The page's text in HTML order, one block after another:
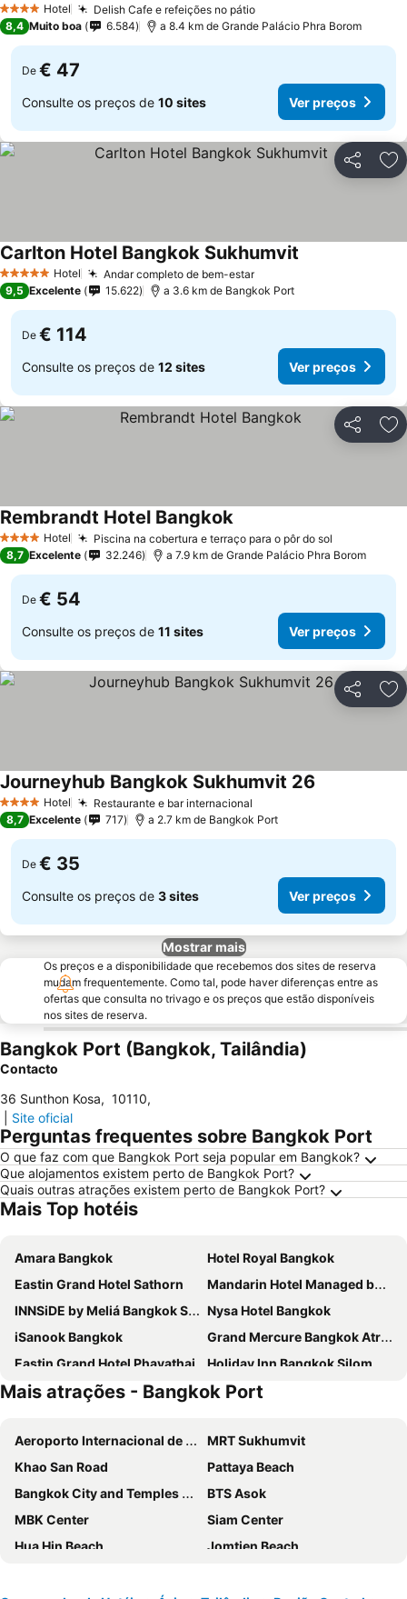
4 EstrelasHotel Delish Cafe e refeições no pátioVer preços
8,4 Muito boa 6.584 a 8.4 km de Grande Palácio Phra Borom
De € 47
Consulte os preços de 10 sites Ver preços
Partilhar
5 Estrelas Hotel Andar completo de bem-estarVer preços
Carlton Hotel Bangkok Sukhumvit
9,5 Excelente 15.622 a 3.6 km de Bangkok Port
De € 114
Consulte os preços de 12 sites Ver preços
Partilhar
4 EstrelasHotel Piscina na cobertura e terraço para o pôr do sol
Rembrandt Hotel BangkokVer preços
8,7 Excelente 32.246 a 7.9 km de Grande Palácio Phra Borom
De € 54
Consulte os preços de 11 sites Ver preços
Partilhar
4 EstrelasHotel Restaurante e bar internacional
Journeyhub Bangkok Sukhumvit 26
8,7 Excelente 717 a 2.7 km de Bangkok Port
De € 35
Consulte os preços de 3 sites Ver preços
Mostrar mais
Os preços e a disponibilidade que recebemos dos sites de reserva
mudam frequentemente. Como tal, pode haver diferenças entre as
ofertas que consulta no trivago e os preços que estão disponíveis
nos sites de reserva.
Bangkok Port (Bangkok, Tailândia)
Contacto
36 Sunthon Kosa, 10110,
Site oficial
Perguntas frequentes sobre Bangkok Port
O que faz com que Bangkok Port seja popular em Bangkok?
Que alojamentos existem perto de Bangkok Port?
Quais outras atrações existem perto de Bangkok Port?
Mais Top hotéis
Amara Bangkok
Hotel Royal Bangkok
Eastin Grand Hotel Sathorn
Mandarin Hotel Managed by Centre Point
INNSiDE by Meliá Bangkok Sukhumvit
Nysa Hotel Bangkok
iSanook Bangkok
Grand Mercure Bangkok Atrium
Eastin Grand Hotel Phayathai
Holiday Inn Bangkok Silom By Ihg
Baiyoke Sky Hotel
Amari Bangkok
Millennium Hilton Bangkok
Grande Centre Point Surawong Bangkok
AETAS lumpini
Centra By Centara Hotel Bangkok Phra Nakhon
Pullman Bangkok Hotel G
Carlton Hotel Bangkok Sukhumvit
The Quarter Hualamphong by UHG
The Okura Prestige Bangkok
The Berkeley Hotel Pratunam
Ibis Styles Bangkok Silom
Mais atrações - Bangkok Port
Aeroporto Internacional de Suvarnabhumi
MRT Sukhumvit
Khao San Road
Pattaya Beach
Bangkok City and Temples Tour
BTS Asok
MBK Center
Siam Center
Hua Hin Beach
Jomtien Beach